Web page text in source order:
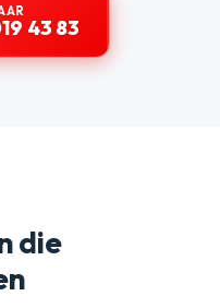
43 83
die